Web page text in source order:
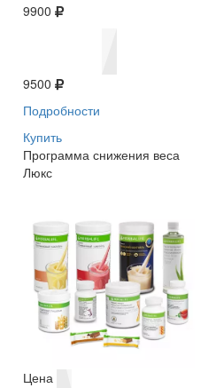
9900
9500
Подробности
Купить
Программа снижения веса
Люкс
Цена